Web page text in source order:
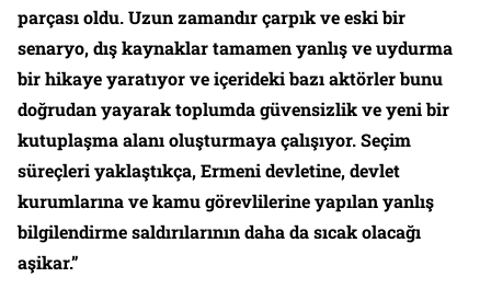
parçası oldu. Uzun zamandır çarpık ve eski bir
senaryo, dış kaynaklar tamamen yanlış ve uydurma
bir hikaye yaratıyor ve içerideki bazı aktörler bunu
doğrudan yayarak toplumda güvensizlik ve yeni bir
kutuplaşma alanı oluşturmaya çalışıyor. Seçim
süreçleri yaklaştıkça, Ermeni devletine, devlet
kurumlarına ve kamu görevlilerine yapılan yanlış
bilgilendirme saldırılarının daha da sıcak olacağı
aşikar.”